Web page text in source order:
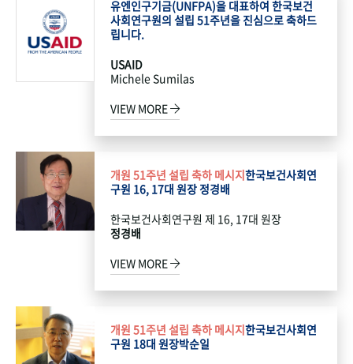
유엔인구기금(UNFPA)을 대표하여 한국보건
사회연구원의 설립 51주년을 진심으로 축하드
립니다.
USAID
Michele Sumilas
VIEW MORE
개원 51주년 설립 축하 메시지한국보건사회연
구원 16, 17대 원장 정경배
한국보건사회연구원 제 16, 17대 원장
정경배
VIEW MORE
개원 51주년 설립 축하 메시지한국보건사회연
구원 18대 원장박순일